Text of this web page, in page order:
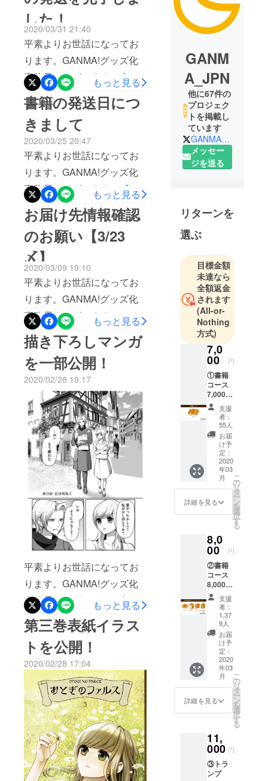
した！
2020/03/31 21:40
平素よりお世話になってお
ります。GANMA!グッズ化
事務局でございます。支援
者の皆様、大変お待たせい
たしました。本日、おとぎ
のファルス全話書籍、収納
BOX、描き下ろしマンガ、
トランプ、複製色紙の発送
を完了いたしました。明日
以降、順次到着いたします
のでご確認いただけますと
幸いです！ ※複製色紙のみ
別口での発送となるためお
受け取りが前後する可能性
がございます。※複数回ご支
援いただいた場合、基本的
に1個口にまとめさせていた
だいおりますが、内容に
よって複数個口となってい
る場合がございます。 描き
下ろし色紙につきましては
引き続き準備中となってお
ります。該当の皆様には
追って連絡させていただき
ます。どうぞよろしくお願
いいたします。尚、4/7(火)
段階で未着であったり、不
備がございましたらcf-
support@comicsmart.co.jpま
でご連絡下さい。 この度
は、重ね重ねではございま
すが、ご支援いただき誠に
ありがとうございました。
引き続きよろしくお願いい
たします。
もっと見る
書籍の発送日につ
きまして
2020/03/25 20:47
平素よりお世話になってお
ります。GANMA!グッズ化
事務局でございます。『お
とぎのファルス』全話書籍
化プロジェクトご支援者の
皆様。お陰様で完成・発送
の目途が立ちましたことを
ご報告いたします。発送に
つきましては3月31日(火)開
始を予定しております。た
だし、予定日前後の天候や
制作状況に応じて日程が前
後する場合がございます。
ご了承下さい。尚、描き下
ろし色紙につきましては6月
以降のご用意となります。
大変恐縮ですが今しばらく
お待ち下さいませ。どうぞ
よろしくお願いいたしま
す。
もっと見る
お届け先情報確認
のお願い【3/23
〆】
2020/03/09 19:10
平素よりお世話になってお
ります。GANMA!グッズ化
事務局でございます。ご支
援者の皆様に確認・修正の
お願いがございます。お申
込みの際にご住所情報を登
録していただきましたが、
念のためご住所情報に間違
いや建物情報の不足などが
無いか、下記の方法にてご
確認をお願いします。①プ
ロフィール画面ご支援一覧
ページを開く※https://camp-
fire.jp/mypage/backers②『
おとぎのファルス』プロ
ジェクト、『詳細を開く』
をクリック③『お届け先』
情報の確認・変更こちらの
住所変更につきまして、発
送準備の関係上3/23(月)まで
受け付けております。以降
にお引越しやご住所が変わ
る方はcf-
support@comicsmart.co.jpへ
ご相談いただけますと幸い
です。以上です。お手数を
お掛けしますがご確認の程
よろしくお願いいたしま
す。引き続きどうぞよろし
くお願いいたします。
もっと見る
描き下ろしマンガ
を一部公開！
2020/02/28 19:17
平素よりお世話になってお
ります。GANMA!グッズ化
事務局でございます。九目
先生描き下ろしマンガの一
部をGANMA!内で公開しま
した！『描き下ろしマンガ
後日談2』はこちら先生によ
る描き下ろしはなんと48
ページ…！後日談1・2、
キャラクター紹介、おまけ
マンガとなっております。
お申込み受付は3/1までで
す！最後までどうぞよろし
もっと見る
第三巻表紙イラス
トを公開！
2020/02/28 17:04
GANM
A_JPN
他に67件の
プロジェク
トを掲載し
ています
GANMA_JPN
メッセー
ジを送る
リターンを
選ぶ
目標金額
未達なら
全額返金
されます
(All-or-
Nothing
方式)
7,0
00 円
①書籍
コース
7,000
円
（税
込・送
料込・
数量限
定無
し） ・
書籍全3
支援
者：
55人
お届
け予
定：
2020
年03
月
詳細を見る
こ
の
リ
タ
ー
ン
を
選
択
す
る
8,0
00 円
②書籍
コース
8,000
円
（税
込・送
料込・
数量限
定無
し） ・
書籍全3
巻 ・描
き下ろ
し漫画
→約50
ります
・ポス
トカー
ドセッ
ト→表
支援
者：
1,37
9人
お届
け予
定：
2020
年03
月
詳細を見る
こ
の
リ
タ
ー
ン
を
選
択
す
る
11,
000 円
③トラ
ンプ